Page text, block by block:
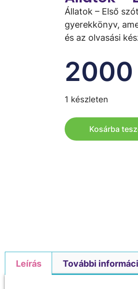
Állatok – Első
gyerekkönyv,
és az olvasási
2000
1 készleten
Kosárba
Leírás További